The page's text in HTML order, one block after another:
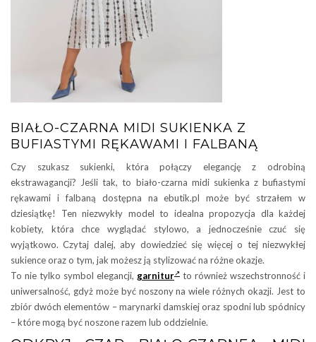
BIAŁO-CZARNA MIDI SUKIENKA Z
BUFIASTYMI RĘKAWAMI I FALBANĄ
Czy szukasz sukienki, która połączy elegancję z odrobiną
ekstrawagancji? Jeśli tak, to biało-czarna midi sukienka z bufiastymi
rękawami i falbaną dostępna na ebutik.pl może być strzałem w
dziesiątkę! Ten niezwykły model to idealna propozycja dla każdej
kobiety, która chce wyglądać stylowo, a jednocześnie czuć się
wyjątkowo. Czytaj dalej, aby dowiedzieć się więcej o tej niezwykłej
sukience oraz o tym, jak możesz ją stylizować na różne okazje.
To nie tylko symbol elegancji, garnitur
to również wszechstronność i
uniwersalność, gdyż może być noszony na wiele różnych okazji. Jest to
zbiór dwóch elementów – marynarki damskiej oraz spodni lub spódnicy
– które mogą być noszone razem lub oddzielnie.